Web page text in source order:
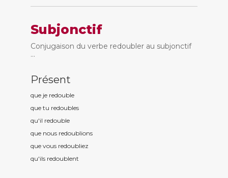
Subjonctif
Conjugaison du verbe redoubler au subjonctif
...
Présent
que je redouble
que tu redoubles
qu'il redouble
que nous redoublions
que vous redoubliez
qu'ils redoublent